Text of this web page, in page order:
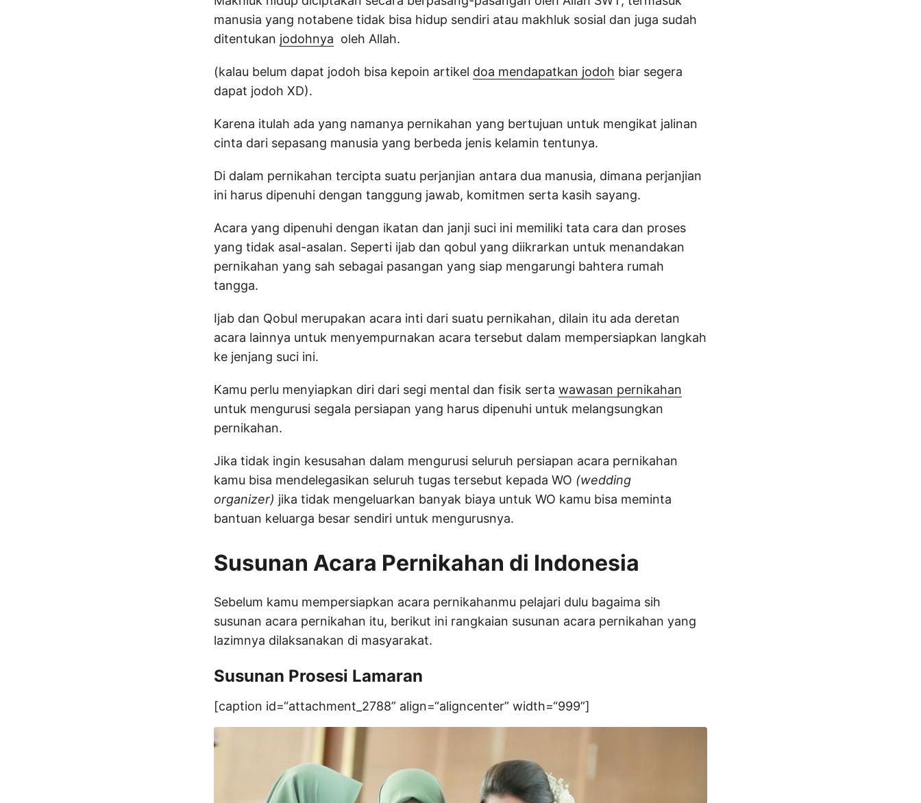
manusia yang notabene tidak bisa hidup sendiri atau makhluk sosial dan juga sudah
ditentukan jodohnya oleh Allah.
(kalau belum dapat jodoh bisa kepoin artikel doa mendapatkan jodoh biar segera
dapat jodoh XD).
Karena itulah ada yang namanya pernikahan yang bertujuan untuk mengikat jalinan
cinta dari sepasang manusia yang berbeda jenis kelamin tentunya.
Di dalam pernikahan tercipta suatu perjanjian antara dua manusia, dimana perjanjian
ini harus dipenuhi dengan tanggung jawab, komitmen serta kasih sayang.
Acara yang dipenuhi dengan ikatan dan janji suci ini memiliki tata cara dan proses
yang tidak asal-asalan. Seperti ijab dan qobul yang diikrarkan untuk menandakan
pernikahan yang sah sebagai pasangan yang siap mengarungi bahtera rumah
tangga.
Ijab dan Qobul merupakan acara inti dari suatu pernikahan, dilain itu ada deretan
acara lainnya untuk menyempurnakan acara tersebut dalam mempersiapkan langkah
ke jenjang suci ini.
Kamu perlu menyiapkan diri dari segi mental dan fisik serta wawasan pernikahan
untuk mengurusi segala persiapan yang harus dipenuhi untuk melangsungkan
pernikahan.
Jika tidak ingin kesusahan dalam mengurusi seluruh persiapan acara pernikahan
kamu bisa mendelegasikan seluruh tugas tersebut kepada WO (wedding
organizer) jika tidak mengeluarkan banyak biaya untuk WO kamu bisa meminta
bantuan keluarga besar sendiri untuk mengurusnya.
Susunan Acara Pernikahan di Indonesia
Sebelum kamu mempersiapkan acara pernikahanmu pelajari dulu bagaima sih
susunan acara pernikahan itu, berikut ini rangkaian susunan acara pernikahan yang
lazimnya dilaksanakan di masyarakat.
Susunan Prosesi Lamaran
[caption id=“attachment_2788” align=“aligncenter” width=“999”]